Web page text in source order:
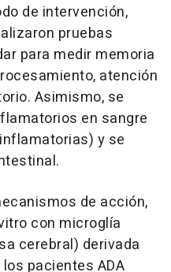
de intervención,
pruebas
para medir memoria
atención
Asimismo, se
en sangre
y se
de acción,
con microglía
cerebral) derivada
pacientes ADA